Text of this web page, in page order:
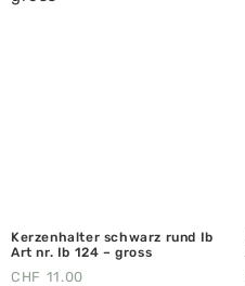
Kerzenhalter schwarz rund Ib
Art nr. Ib 124 – gross
CHF 11.00